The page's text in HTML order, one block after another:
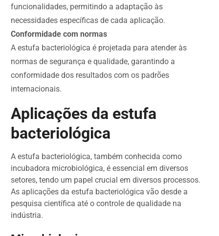
funcionalidades, permitindo a adaptação às
necessidades específicas de cada aplicação.
Conformidade com normas
A estufa bacteriológica é projetada para atender às
normas de segurança e qualidade, garantindo a
conformidade dos resultados com os padrões
internacionais.
Aplicações da estufa
bacteriológica
A estufa bacteriológica, também conhecida como
incubadora microbiológica, é essencial em diversos
setores, tendo um papel crucial em diversos processos.
As aplicações da estufa bacteriológica vão desde a
pesquisa científica até o controle de qualidade na
indústria.